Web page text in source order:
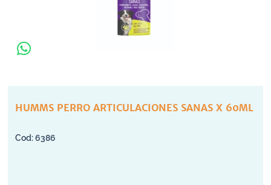
HUMMS PERRO ARTICULACIONES SANAS X 60ML
6386